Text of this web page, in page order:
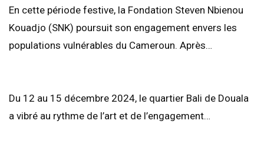
En cette période festive, la Fondation Steven Nbienou
Kouadjo (SNK) poursuit son engagement envers les
populations vulnérables du Cameroun. Après…
Du 12 au 15 décembre 2024, le quartier Bali de Douala
a vibré au rythme de l’art et de l’engagement…